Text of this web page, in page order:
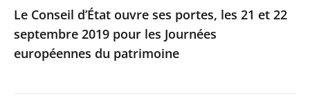
pour
les
Journées
Le Conseil d’État ouvre ses portes, les 21 et 22
septembre 2019 pour les Journées
européennes du patrimoine